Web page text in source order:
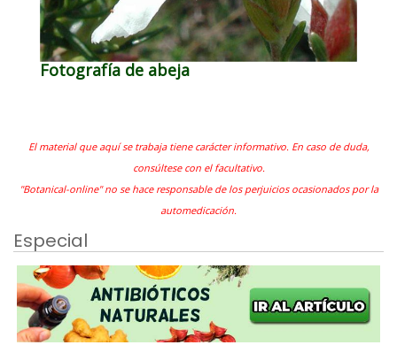
Fotografía de abeja
El material que aquí se trabaja tiene carácter informativo. En caso de duda,
consúltese con el facultativo.
"Botanical-online" no se hace responsable de los perjuicios ocasionados por la
automedicación.
Especial